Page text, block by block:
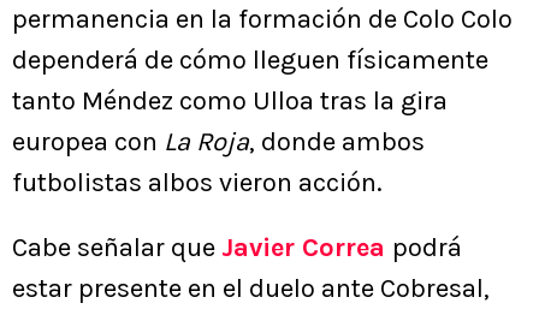
permanencia en la formación de Colo Colo
dependerá de cómo lleguen físicamente
tanto Méndez como Ulloa tras la gira
europea con La Roja, donde ambos
futbolistas albos vieron acción.
Cabe señalar que Javier Correa podrá
estar presente en el duelo ante Cobresal,